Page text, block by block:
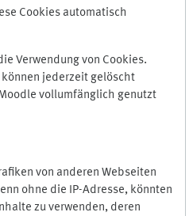
Cookies automatisch
Verwendung von Cookies.
jederzeit gelöscht
vollumfänglich genutzt
von anderen Webseiten
ohne die IP-Adresse, könnten
zu verwenden, deren